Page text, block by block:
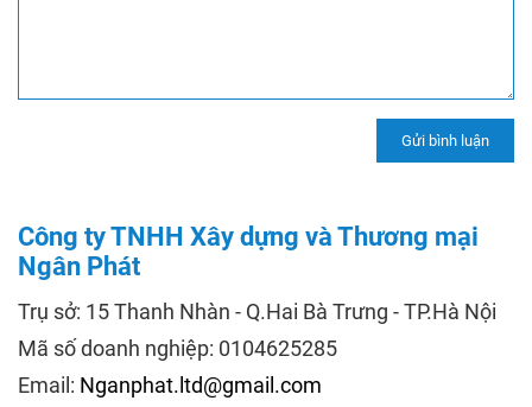
Công ty TNHH Xây dựng và Thương mại
Ngân Phát
Trụ sở: 15 Thanh Nhàn - Q.Hai Bà Trưng - TP.Hà Nội
Mã số doanh nghiệp: 0104625285
Email: Nganphat.ltd@gmail.com